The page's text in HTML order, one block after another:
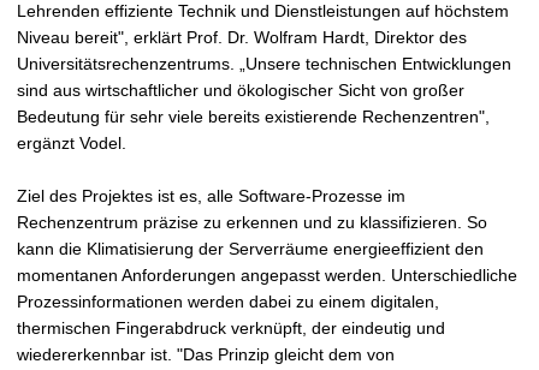
Lehrenden effiziente Technik und Dienstleistungen auf höchstem
Niveau bereit", erklärt Prof. Dr. Wolfram Hardt, Direktor des
Universitätsrechenzentrums. „Unsere technischen Entwicklungen
sind aus wirtschaftlicher und ökologischer Sicht von großer
Bedeutung für sehr viele bereits existierende Rechenzentren",
ergänzt Vodel.
Ziel des Projektes ist es, alle Software-Prozesse im
Rechenzentrum präzise zu erkennen und zu klassifizieren. So
kann die Klimatisierung der Serverräume energieeffizient den
momentanen Anforderungen angepasst werden. Unterschiedliche
Prozessinformationen werden dabei zu einem digitalen,
thermischen Fingerabdruck verknüpft, der eindeutig und
wiedererkennbar ist. "Das Prinzip gleicht dem von